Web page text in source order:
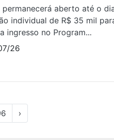
permanecerá aberto até o
individual de R$ 35 mil
ingresso no Program...
26
›